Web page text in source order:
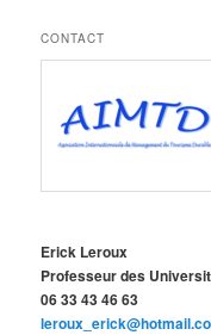
CONTACT
Erick Leroux
Professeur des
06 33 43 46 63